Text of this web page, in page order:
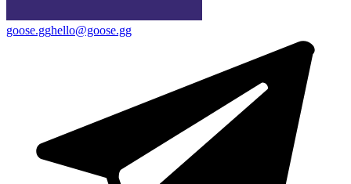
goose.gghello@goose.gg